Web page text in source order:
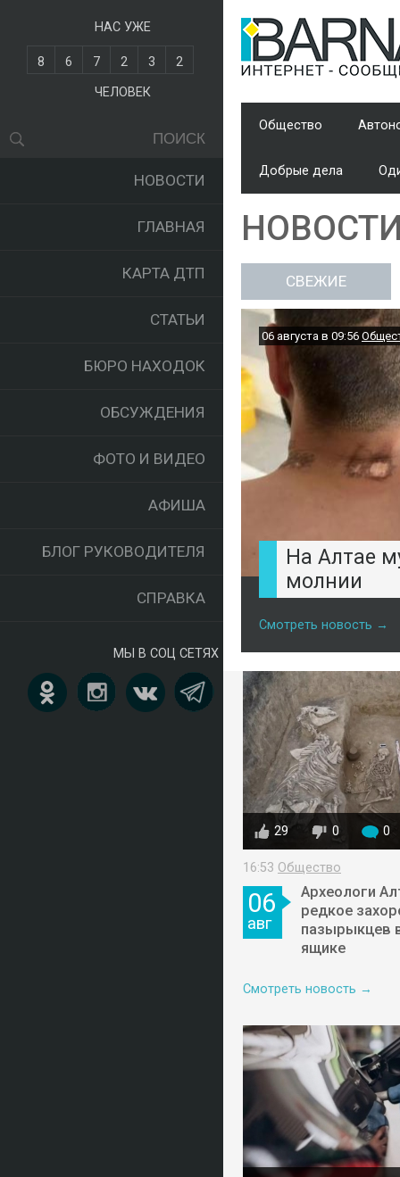
НАС УЖЕ
8 6 7 2 3
2
ЧЕЛОВЕК
НОВОСТИ
ГЛАВНАЯ
КАРТА ДТП
СТАТЬИ
БЮРО НАХОДОК
ОБСУЖДЕНИЯ
ФОТО И ВИДЕО
АФИША
БЛОГ РУКОВОДИТЕЛЯ
СПРАВКА
МЫ В СОЦ СЕТЯХ
Общество
Добрые дела
СВЕЖИЕ
06 августа в 09:56
На Алтае
молнии
Смотреть новость →
29 0 0
16:53 Общество
06
авг
Археологи
редкое
пазырыкцев
ящике
Смотреть новость →